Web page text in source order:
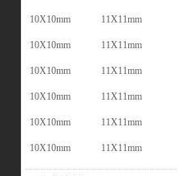
10X10mm 11X11mm
10X10mm 11X11mm
10X10mm 11X11mm
10X10mm 11X11mm
10X10mm 11X11mm
10X10mm 11X11mm